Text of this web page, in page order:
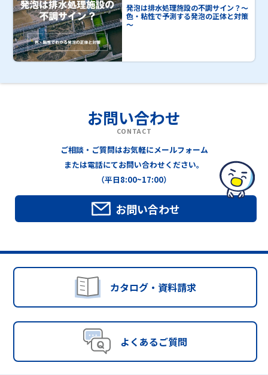
発泡は排水処理施設の不調サイン？～
色・粘性で予測する発泡の正体と対策
～
お問い合わせ
CONTACT
ご相談・ご質問はお気軽にメールフォーム
または電話にてお問い合わせください。
（平日8:00~17:00）
お問い合わせ
カタログ・資料請求
よくあるご質問